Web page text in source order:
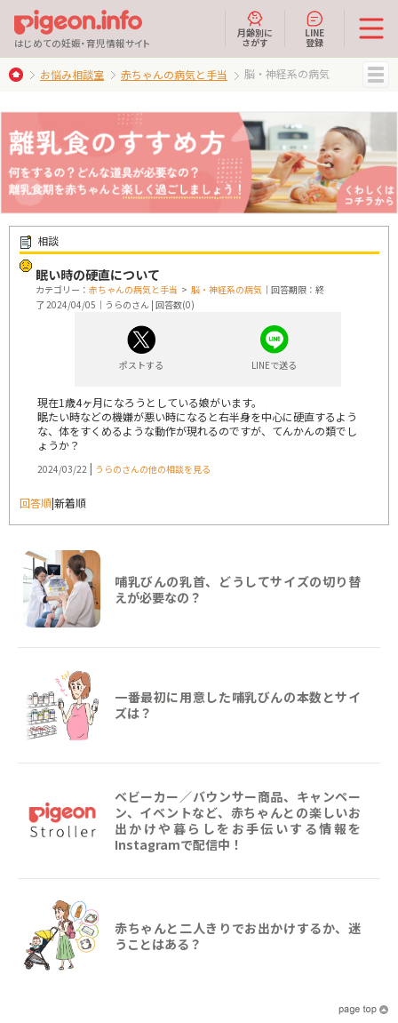
はじめての妊娠・育児情報サイト
月齢別に
さがす
LINE
登録
お悩み相談室 赤ちゃんの病気と手当 脳・神経系の病気
相談
眠い時の硬直について
カテゴリー： 赤ちゃんの病気と手当 > 脳・神経系の病気 ｜回答期限：終
了 2024/04/05｜うらのさん | 回答数(0)
ポストする LINEで送る
現在1歳4ヶ月になろうとしている娘がいます。
眠たい時などの機嫌が悪い時になると右半身を中心に硬直するよう
な、体をすくめるような動作が現れるのですが、てんかんの類でし
ょうか？
2024/03/22 | うらのさんの他の相談を見る
回答順|新着順
哺乳びんの乳首、どうしてサイズの切り替
えが必要なの？
一番最初に用意した哺乳びんの本数とサイ
ズは？
ベビーカー／バウンサー商品、キャンペー
ン、イベントなど、赤ちゃんとの楽しいお
出かけや暮らしをお手伝いする情報を
Instagramで配信中！
赤ちゃんと二人きりでお出かけするか、迷
うことはある？